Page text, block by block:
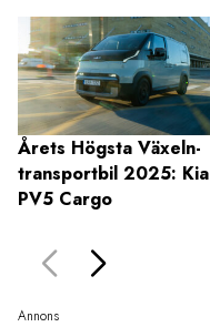
Årets Högsta Växeln-
transportbil 2025: Kia
PV5 Cargo
Annons